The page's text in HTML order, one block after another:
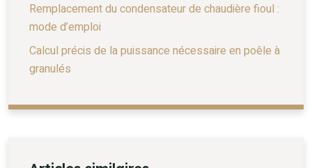
Remplacement du condensateur de chaudière fioul :
mode d’emploi
Calcul précis de la puissance nécessaire en poêle à
granulés